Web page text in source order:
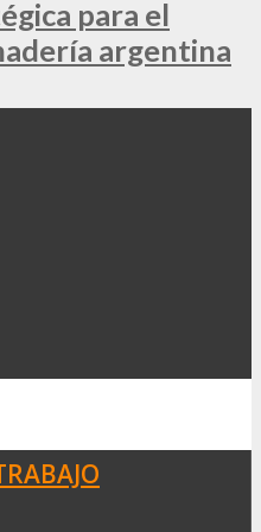
para el
argentina